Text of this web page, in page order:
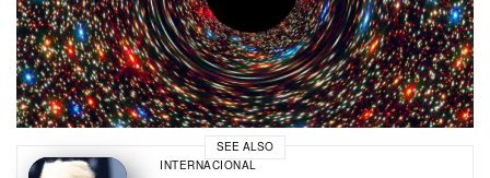
SEE ALSO
INTERNACIONAL